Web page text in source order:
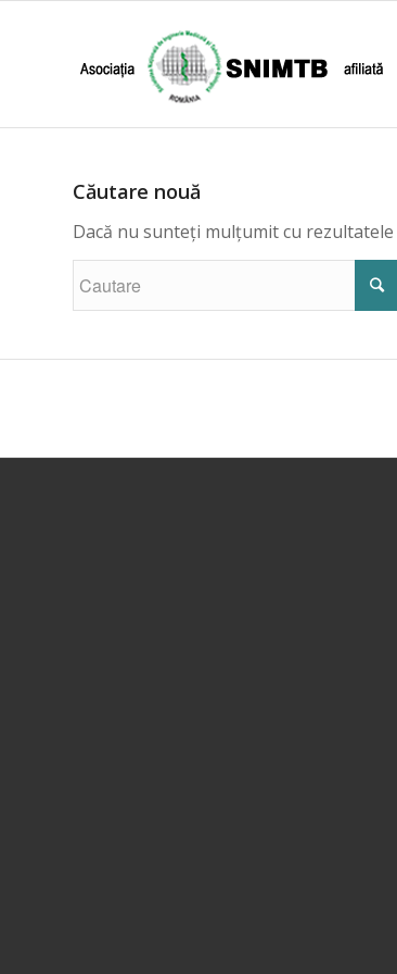
Căutare nouă
Dacă nu sunteți mulțumit cu